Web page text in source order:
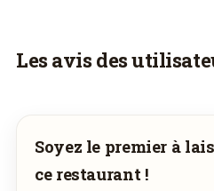
Vous
Demandez-lui de
commander et être
Les avis des
Soyez le premier à
ce restaurant !